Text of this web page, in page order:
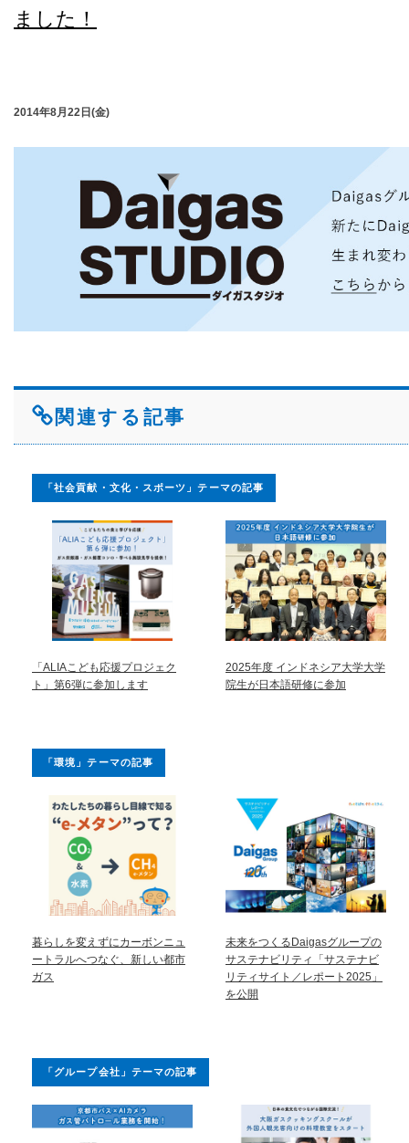
ました！
2014年8月22日(金)
関連する記事
「社会貢献・文化・スポーツ」テーマの記事
「ALIAこども応援プロジェク
ト」第6弾に参加します
2025年度 インドネシア大学大学
院生が日本語研修に参加
「環境」テーマの記事
暮らしを変えずにカーボンニュ
ートラルへつなぐ、新しい都市
ガス
未来をつくるDaigasグループの
サステナビリティ「サステナビ
リティサイト／レポート2025」
を公開
「グループ会社」テーマの記事